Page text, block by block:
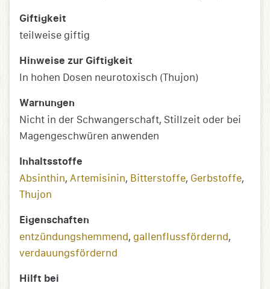
Giftigkeit
teilweise giftig
Hinweise zur Giftigkeit
In hohen Dosen neurotoxisch (Thujon)
Warnungen
Nicht in der Schwangerschaft, Stillzeit oder bei
Magengeschwüren anwenden
Inhaltsstoffe
Absinthin, Artemisinin, Bitterstoffe, Gerbstoffe,
Thujon
Eigenschaften
entzündungs­­hemmend, gallenflussfördernd,
verdauungsfördernd
Hilft bei